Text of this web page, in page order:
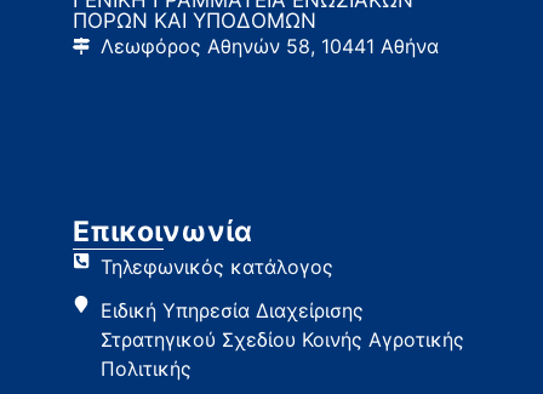
ΠΟΡΩΝ ΚΑΙ ΥΠΟΔΟΜΩΝ
Λεωφόρος Αθηνών 58, 10441 Αθήνα
Επικοινωνία
Τηλεφωνικός κατάλογος
Ειδική Υπηρεσία Διαχείρισης
Στρατηγικού Σχεδίου Κοινής Αγροτικής
Πολιτικής